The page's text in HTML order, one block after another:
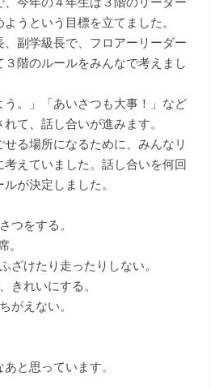
求・お問い合わせ
閉じる
うという目標を立てました。
副学級長で、フロアーリーダー
階のルールをみんなで考えまし
。」「あいさつも大事！」など
て、話し合いが進みます。
る場所になるために、みんなリ
えていました。話し合いを何回
が決定しました。
つをする。
。
けたり走ったりしない。
れいにする。
気をまちがえない。
と思っています。